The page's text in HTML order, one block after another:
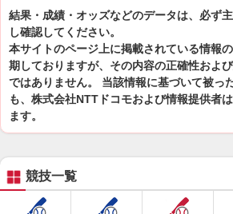
結果・成績・オッズなどのデータは、必ず
し確認してください。
本サイトのページ上に掲載されている情報
期しておりますが、その内容の正確性およ
ではありません。 当該情報に基づいて被っ
も、株式会社NTTドコモおよび情報提供者
ます。
競技一覧